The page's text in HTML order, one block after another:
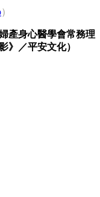
）
產身心醫學會常務理
》／平安文化）